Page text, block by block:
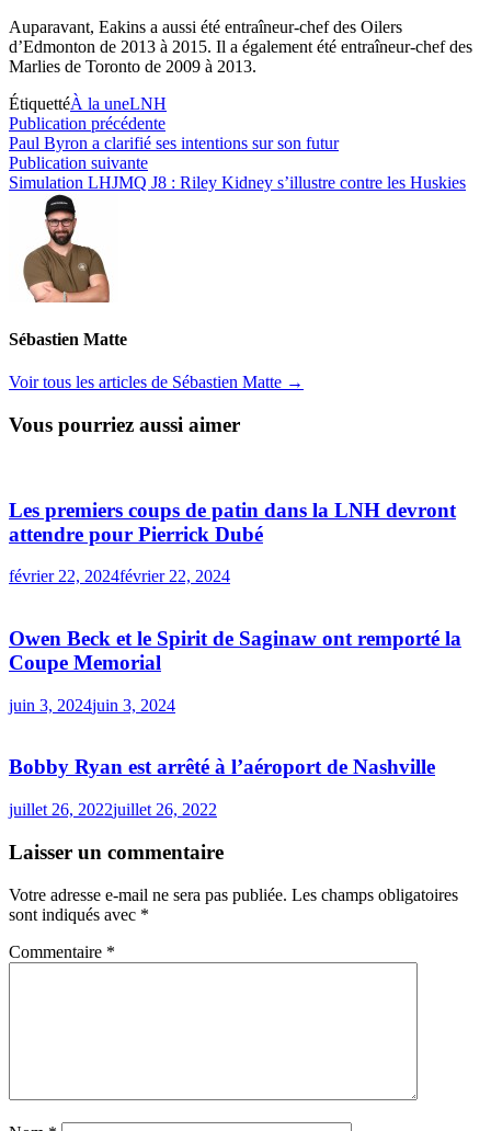
Auparavant, Eakins a aussi été entraîneur-chef des Oilers
d’Edmonton de 2013 à 2015. Il a également été entraîneur-chef des
Marlies de Toronto de 2009 à 2013.
ÉtiquettéÀ la uneLNH
Navigation
de
l’article
Publication précédentePublication
précédente :
Paul Byron a clarifié ses intentions sur son futur
Publication suivantePublication
suivante :
Simulation LHJMQ J8 : Riley Kidney s’illustre contre les Huskies
Sébastien Matte
Voir tous les articles de Sébastien Matte →
Vous pourriez aussi aimer
Les premiers coups de patin dans la LNH devront
attendre pour Pierrick Dubé
février 22, 2024février 22, 2024
Owen Beck et le Spirit de Saginaw ont remporté la
Coupe Memorial
juin 3, 2024juin 3, 2024
Bobby Ryan est arrêté à l’aéroport de Nashville
juillet 26, 2022juillet 26, 2022
Laisser un commentaire
Votre adresse e-mail ne sera pas publiée. Les champs obligatoires
sont indiqués avec *
Commentaire *